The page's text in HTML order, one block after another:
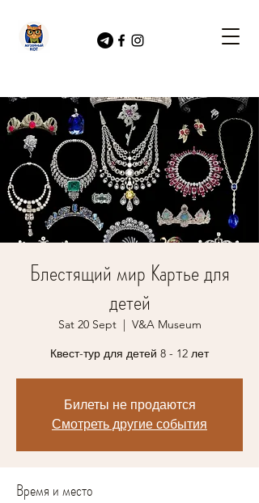
Блестящий мир Картье для
детей
Sat 20 Sept
  |
V&A Museum
Квест-тур для детей 8 - 12 лет
Билеты не продаются
Смотреть другие события
Время и место